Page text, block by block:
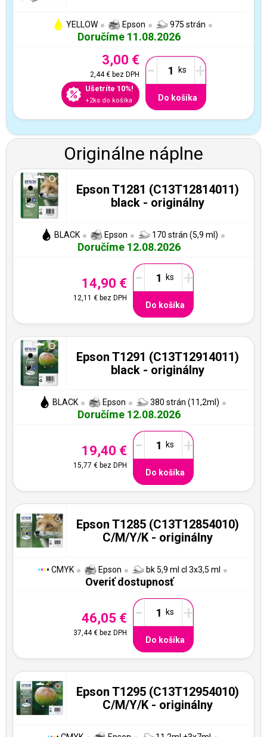
YELLOW Epson 975 strán
Doručíme 11.08.2026
3,00 €
2,44 €bez DPH
Ušetríte 10%!
+2ks do košíka
- +
Do košíka
Originálne náplne
Epson T1281 (C13T12814011)
black - originálny
BLACK Epson 170 strán (5,9 ml)
Doručíme 12.08.2026
14,90 €
12,11 € bez DPH
- +
Do košíka
Epson T1291 (C13T12914011)
black - originálny
BLACK Epson 380 strán (11,2ml)
Doručíme 12.08.2026
19,40 €
15,77 € bez DPH
- +
Do košíka
Epson T1285 (C13T12854010)
C/M/Y/K - originálny
CMYK Epson bk 5,9 ml cl 3x3,5 ml
Overiť dostupnosť
46,05 €
37,44 € bez DPH
- +
Do košíka
Epson T1295 (C13T12954010)
C/M/Y/K - originálny